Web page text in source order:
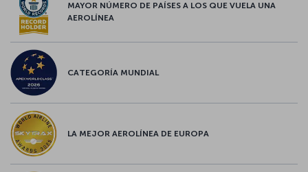
MAYOR NÚMERO DE PAÍSES A LOS QUE VUELA UNA
AEROLÍNEA
CATEGORÍA MUNDIAL
LA MEJOR AEROLÍNEA DE EUROPA